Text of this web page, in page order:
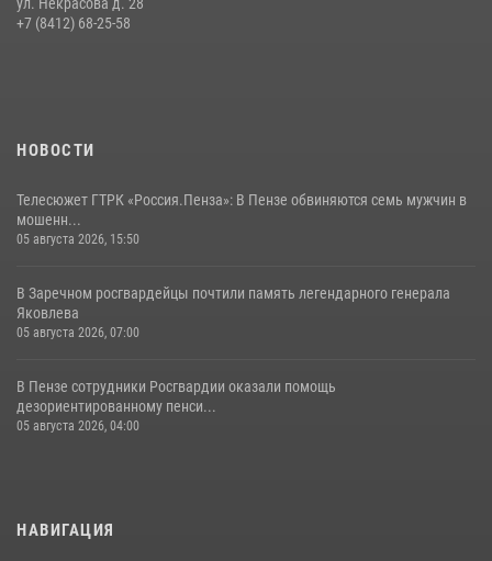
В Пензе сотрудники Росгвардии обезвредили артиллерийский
+7 (8412) 68-25-58
НОВОСТИ
Телесюжет ГТРК «Россия.Пенза»: В Пензе обвиняются семь мужчин в
мошенн...
05 августа 2026, 15:50
В Заречном росгвардейцы почтили память легендарного генерала
Яковлева
05 августа 2026, 07:00
В Пензе сотрудники Росгвардии оказали помощь
дезориентированному пенси...
05 августа 2026, 04:00
НАВИГАЦИЯ